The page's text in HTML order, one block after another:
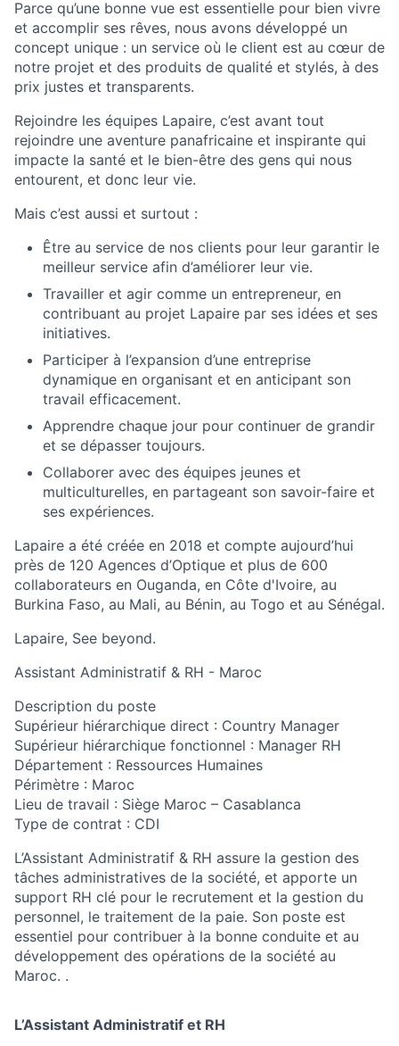
Parce qu’une bonne vue est essentielle pour bien vivre
et accomplir ses rêves, nous avons développé un
concept unique : un service où le client est au cœur de
notre projet et des produits de qualité et stylés, à des
prix justes et transparents.
Rejoindre les équipes Lapaire, c’est avant tout
rejoindre une aventure panafricaine et inspirante qui
impacte la santé et le bien-être des gens qui nous
entourent, et donc leur vie.
Mais c’est aussi et surtout :
Être au service de nos clients pour leur garantir le
meilleur service afin d’améliorer leur vie.
Travailler et agir comme un entrepreneur, en
contribuant au projet Lapaire par ses idées et ses
initiatives.
Participer à l’expansion d’une entreprise
dynamique en organisant et en anticipant son
travail efficacement.
Apprendre chaque jour pour continuer de grandir
et se dépasser toujours.
Collaborer avec des équipes jeunes et
multiculturelles, en partageant son savoir-faire et
ses expériences.
Lapaire a été créée en 2018 et compte aujourd’hui
près de 120 Agences d’Optique et plus de 600
collaborateurs en Ouganda, en Côte d'Ivoire, au
Burkina Faso, au Mali, au Bénin, au Togo et au Sénégal.
Lapaire, See beyond.
Assistant Administratif & RH - Maroc
Description du poste
Supérieur hiérarchique direct : Country Manager
Supérieur hiérarchique fonctionnel : Manager RH
Département : Ressources Humaines
Périmètre : Maroc
Lieu de travail : Siège Maroc – Casablanca
Type de contrat : CDI
L’Assistant Administratif & RH assure la gestion des
tâches administratives de la société, et apporte un
support RH clé pour le recrutement et la gestion du
personnel, le traitement de la paie. Son poste est
essentiel pour contribuer à la bonne conduite et au
développement des opérations de la société au
Maroc. .
L’Assistant Administratif et RH